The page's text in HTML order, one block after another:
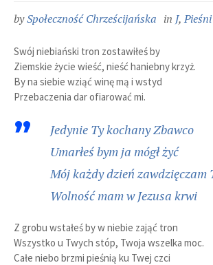
bySpołeczność Chrześcijańska in J,
Swój niebiański tron zostawiłeś by
Ziemskie życie wieść, nieść haniebny krzyż.
By na siebie wziąć winę mą i wstyd
Przebaczenia dar ofiarować mi.
Jedynie Ty kochany Zbawco
Umarłeś bym ja mógł żyć
Mój każdy dzień zawdzięczam
Wolność mam w Jezusa krwi
Z grobu wstałeś by w niebie zająć tron
Wszystko u Twych stóp, Twoja wszelka moc.
Całe niebo brzmi pieśnią ku Twej czci